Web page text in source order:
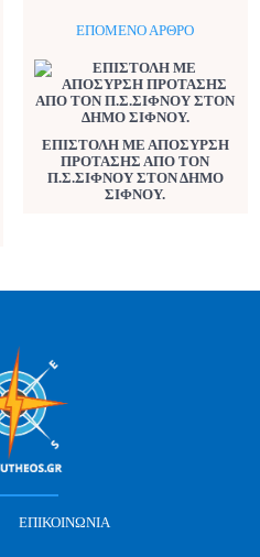
ΕΠΌΜΕΝΟ ΆΡΘΡΟ
ΕΠΙΣΤΟΛΗ ΜΕ ΑΠΟΣΥΡΣΗ
ΠΡΟΤΑΣΗΣ ΑΠΟ ΤΟΝ
Π.Σ.ΣΙΦΝΟΥ ΣΤΟΝ ΔΗΜΟ
ΣΙΦΝΟΥ.
ΕΠΙΚΟΙΝΩΝΊΑ